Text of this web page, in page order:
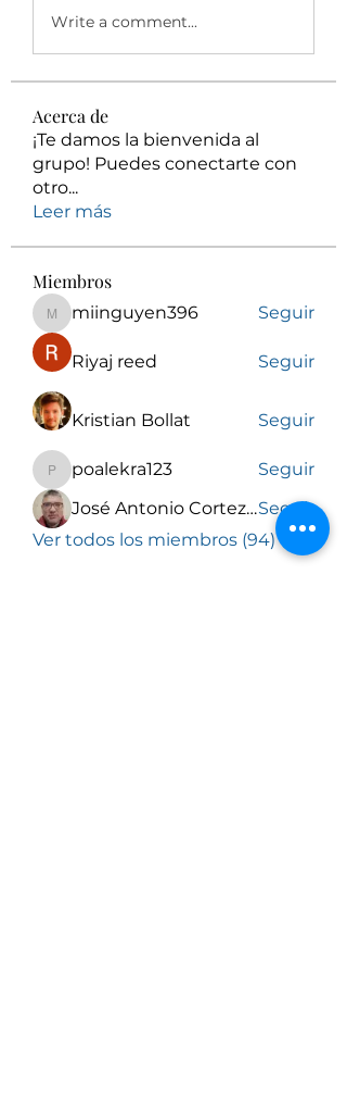
Write a comment...
Acerca de
¡Te damos la bienvenida al
grupo! Puedes conectarte con
otro...
Leer más
Miembros
miinguyen396
miinguyen396 Seguir
Riyaj reed Seguir
Kristian Bollat Seguir
poalekra123
poalekra123
Seguir
José Antonio Cortez TorrezSeguir
Ver todos los miembros (94)